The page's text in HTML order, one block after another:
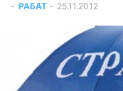
- РАБАТ - 25.11.2012